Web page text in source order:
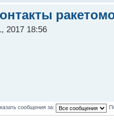
2017 18:56
сообщения за: